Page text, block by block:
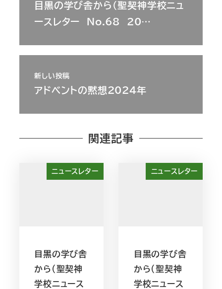
目黒の学び舎から（聖契神学校ニュ
ースレター No.68 20…
新しい投稿
アドベントの黙想2024年
関連記事
ニュースレター
目黒の学び舎
から（聖契神
学校ニュース
ニュースレター
目黒の学び舎
から（聖契神
学校ニュース